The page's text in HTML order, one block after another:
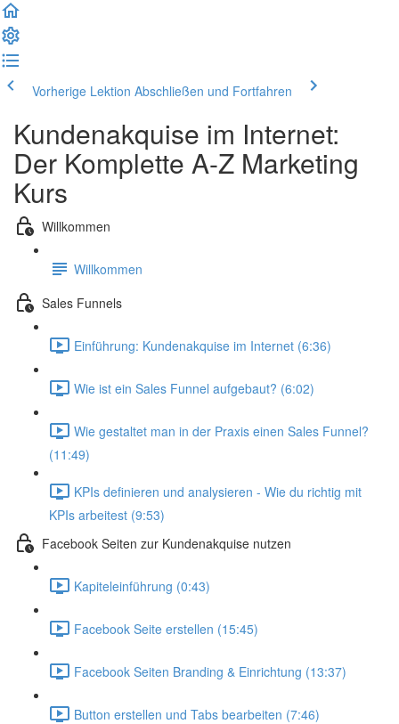
Vorherige Lektion Abschließen und Fortfahren
Kundenakquise im Internet:
Der Komplette A-Z Marketing
Kurs
Willkommen
Willkommen
Sales Funnels
Einführung: Kundenakquise im Internet (6:36)
Wie ist ein Sales Funnel aufgebaut? (6:02)
Wie gestaltet man in der Praxis einen Sales Funnel?
(11:49)
KPIs definieren und analysieren - Wie du richtig mit
KPIs arbeitest (9:53)
Facebook Seiten zur Kundenakquise nutzen
Kapiteleinführung (0:43)
Facebook Seite erstellen (15:45)
Facebook Seiten Branding & Einrichtung (13:37)
Button erstellen und Tabs bearbeiten (7:46)